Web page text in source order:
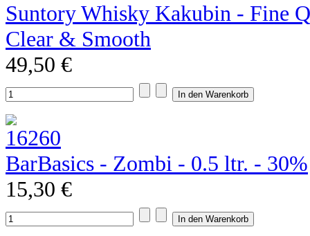
Suntory Whisky Kakubin - Fine
Clear & Smooth
49,50 €
BarBasics - Zombi - 0.5 ltr. - 30%
15,30 €